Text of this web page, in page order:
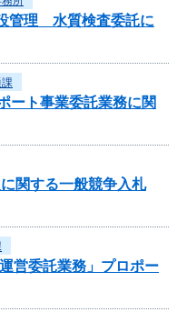
理 水質検査委託に
課
ート事業委託業務に関
関する一般競争入札
営委託業務」プロポー